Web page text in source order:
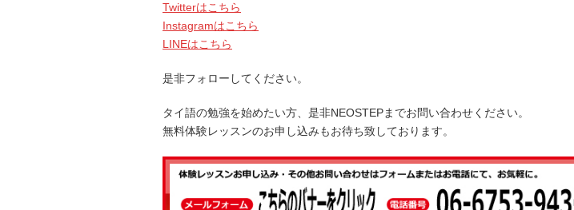
Twitterはこちら
Instagramはこちら
LINEはこちら
是非フォローしてください。
タイ語の勉強を始めたい方、是非NEOSTEPまでお問い合わせください。
無料体験レッスンのお申し込みもお待ち致しております。